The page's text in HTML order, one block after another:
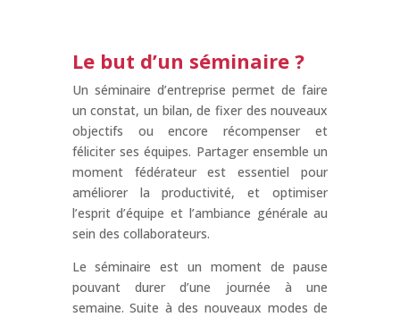
Le but d’un séminaire ?
Un séminaire d’entreprise permet de faire
un constat, un bilan, de fixer des nouveaux
objectifs ou encore récompenser et
féliciter ses équipes. Partager ensemble un
moment fédérateur est essentiel pour
améliorer la productivité, et optimiser
l’esprit d’équipe et l’ambiance générale au
sein des collaborateurs.
Le séminaire est un moment de pause
pouvant durer d’une journée à une
semaine. Suite à des nouveaux modes de